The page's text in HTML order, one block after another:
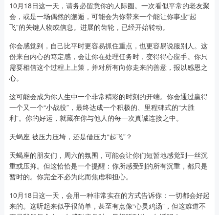
10月18日这一天，请务必留意你的人际圈。一次看似平常的老友聚
会，或是一场偶然的邂逅，可能会为你带来一个能让你事业“起
飞”的关键人物或信息。进展的齿轮，已经开始转动。
你会感觉到，自己比平时更容易抓住重点，也更容易说服别人。这
份来自内心的笃定感，会让你在处理任务时，变得得心应手。你只
需要相信这个过程上上策，并对所有向你走来的善意，报以感恩之
心。
这可能会成为你人生中一个非常精彩的时刻的开端。你会通过赢得
一个又一个“小战役”，最终达成一个积极的、里程碑式的“大胜
利”。你的好运，就藏在你与他人的每一次真诚连接之中。
天蝎座 被压力压垮，还是借压力“起飞”？
天蝎座的朋友们，周六的氛围，可能会让你们短暂地感觉到一丝沉
重或压抑。但这恰恰是一个提醒：你所感受到的所有沉重，都只是
暂时的。你完全不必为此而焦虑和担心。
10月18日这一天，会用一种非常实在的方式告诉你：一切都会好起
来的。这听起来似乎很简单，甚至有点像“心灵鸡汤”，但这难道不